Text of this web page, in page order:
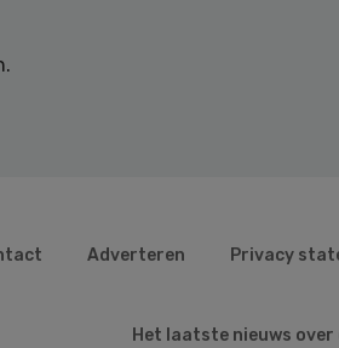
Adverteren Privacy
Het laatste nieuws